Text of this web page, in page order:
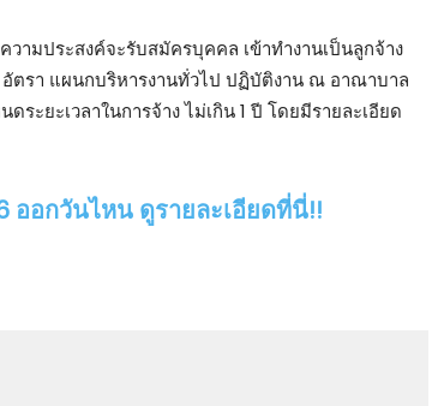
ามประสงค์จะรับสมัครบุคคล เข้าทํางานเป็นลูกจ้าง
อัตรา แผนกบริหารงานทั่วไป ปฏิบัติงาน ณ อาณาบาล
ะยะเวลาในการจ้าง ไม่เกิน 1 ปี โดยมีรายละเอียด
ออกวันไหน ดูรายละเอียดที่นี่!!